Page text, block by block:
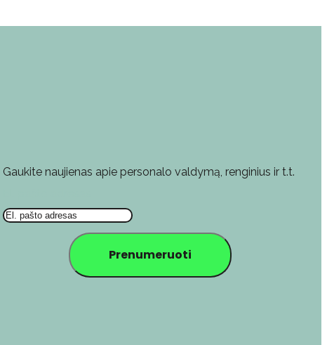
Gaukite naujienas apie personalo valdymą, renginius ir t.t.
Prenumeruoti